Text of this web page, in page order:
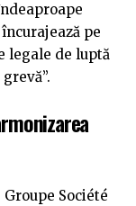
pe
legale de luptă
Société